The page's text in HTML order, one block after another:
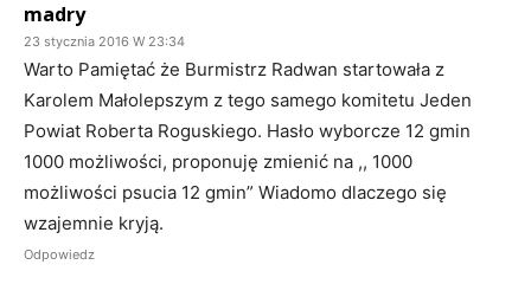
madry
23 stycznia 2016 W 23:34
Warto Pamiętać że Burmistrz Radwan startowała z
Karolem Małolepszym z tego samego komitetu Jeden
Powiat Roberta Roguskiego. Hasło wyborcze 12 gmin
1000 możliwości, proponuję zmienić na ,, 1000
możliwości psucia 12 gmin” Wiadomo dlaczego się
wzajemnie kryją.
Odpowiedz